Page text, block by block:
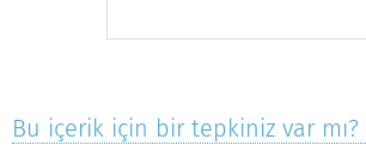
Bu içerik için bir tepkiniz var mı?